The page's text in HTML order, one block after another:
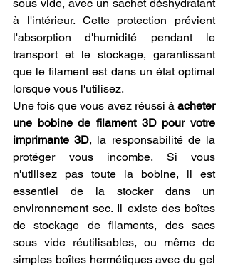
sous vide, avec un sachet déshydratant
à l'intérieur. Cette protection prévient
l'absorption d'humidité pendant le
transport et le stockage, garantissant
que le filament est dans un état optimal
lorsque vous l'utilisez.
Une fois que vous avez réussi à acheter
une bobine de filament 3D pour votre
imprimante 3D, la responsabilité de la
protéger vous incombe. Si vous
n'utilisez pas toute la bobine, il est
essentiel de la stocker dans un
environnement sec. Il existe des boîtes
de stockage de filaments, des sacs
sous vide réutilisables, ou même de
simples boîtes hermétiques avec du gel